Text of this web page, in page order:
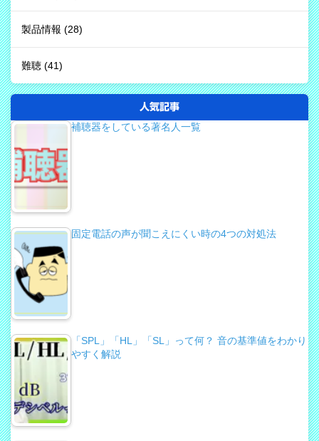
製品情報 (28)
難聴 (41)
人気記事
補聴器をしている著名人一覧
固定電話の声が聞こえにくい時の4つの対処法
「SPL」「HL」「SL」って何？ 音の基準値をわかり
やすく解説